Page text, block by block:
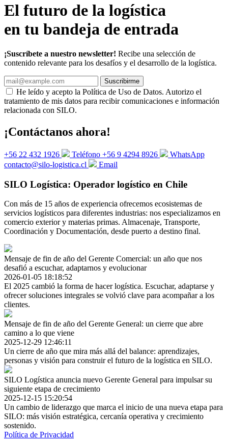
El futuro de la logística
en tu bandeja de entrada
¡Suscríbete a nuestro newsletter! Recibe una selección de
contenido relevante para los desafíos y el desarrollo de la logística.
Suscribirme
He leído y acepto la Política de Uso de Datos. Autorizo el
tratamiento de mis datos para recibir comunicaciones e información
relacionada con SILO.
¡Contáctanos ahora!
+56 22 432 1926 Teléfono +56 9 4294 8926
WhatsApp
contacto@silo-logistica.cl
Email
SILO Logística: Operador logístico en Chile
Con más de 15 años de experiencia ofrecemos ecosistemas de
servicios logísticos para diferentes industrias: nos especializamos en
comercio exterior y materias primas. Almacenaje, Transporte,
Coordinación y Documentación, desde puerto a destino final.
Mensaje de fin de año del Gerente Comercial: un año que nos
desafió a escuchar, adaptarnos y evolucionar
2026-01-05 18:18:52
El 2025 cambió la forma de hacer logística. Escuchar, adaptarse y
ofrecer soluciones integrales se volvió clave para acompañar a los
clientes.
Mensaje de fin de año del Gerente General: un cierre que abre
camino a lo que viene
2025-12-29 12:46:11
Un cierre de año que mira más allá del balance: aprendizajes,
personas y visión para construir el futuro de la logística en SILO.
SILO Logística anuncia nuevo Gerente General para impulsar su
siguiente etapa de crecimiento
2025-12-15 15:20:54
Un cambio de liderazgo que marca el inicio de una nueva etapa para
SILO: más visión estratégica, cercanía operativa y crecimiento
sostenido.
Política de Privacidad